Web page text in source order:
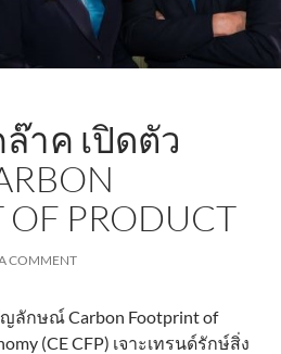
าค เปิดตัว
OF PRODUCT
COMMENT
ลักษณ์ Carbon Footprint of
(CE CFP) เจาะเทรนด์รักษ์สิ่ง